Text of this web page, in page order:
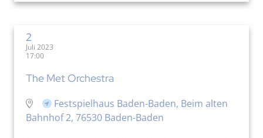
2
Juli 2023
17:00
The Met Orchestra
Festspielhaus Baden-Baden, Beim alten
Bahnhof 2, 76530 Baden-Baden